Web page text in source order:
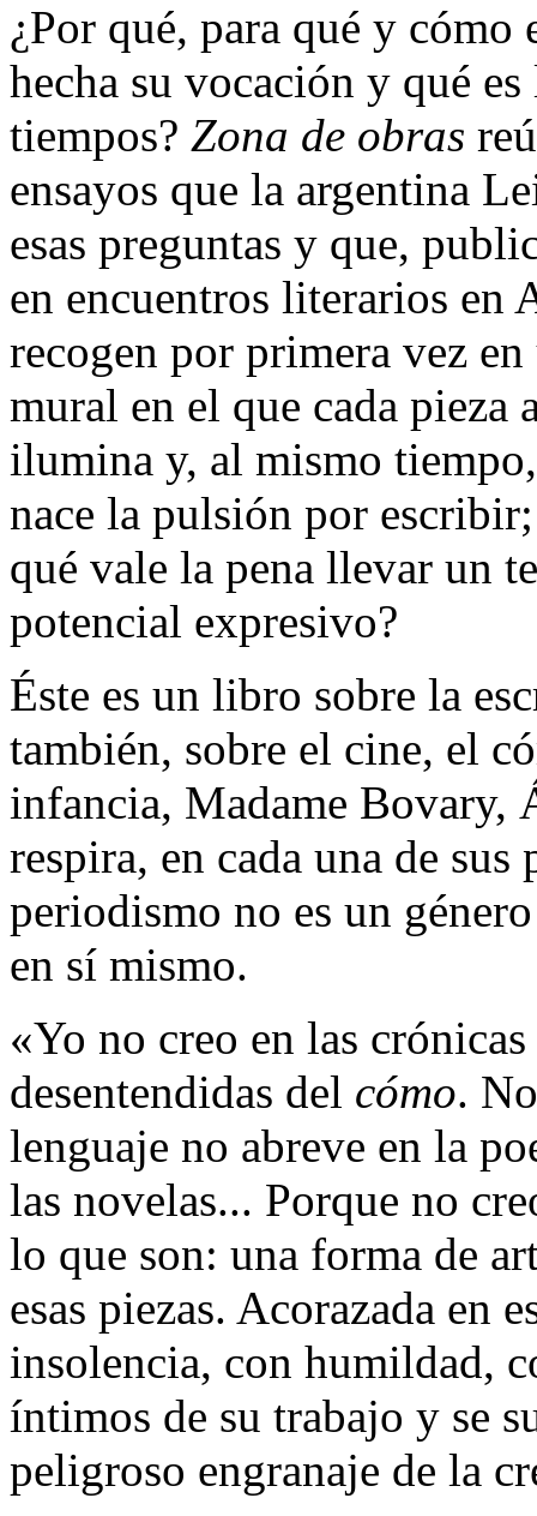
¿Por qué, para qué y cómo
hecha su vocación y qué
tiempos? Zona de obras
ensayos que la argentina
esas preguntas y que,
en encuentros literarios en
recogen por primera vez
mural en el que cada
ilumina y, al mismo
nace la pulsión por
qué vale la pena llevar un
potencial expresivo?
Éste es un libro sobre la
también, sobre el cine, el
infancia, Madame Bovary,
respira, en cada una de
periodismo no es un
en sí mismo.
«Yo no creo en las
desentendidas del cómo.
lenguaje no abreve en la
las novelas... Porque no
lo que son: una forma de
esas piezas. Acorazada en
insolencia, con humildad,
íntimos de su trabajo y se
peligroso engranaje de la